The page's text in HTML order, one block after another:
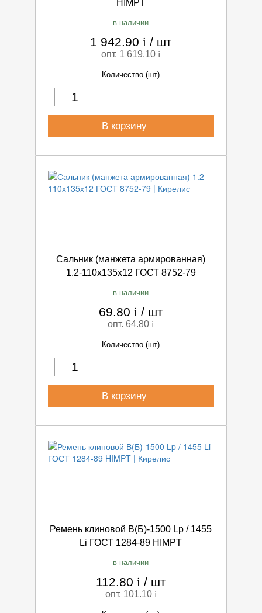
HIMPT
в наличии
1 942.90i / шт
опт. 1 619.10i
Количество (шт)
В корзину
Сальник (манжета армированная)
1.2-110х135х12 ГОСТ 8752-79
в наличии
69.80i / шт
опт. 64.80i
Количество (шт)
В корзину
Ремень клиновой В(Б)-1500 Lp / 1455
Li ГОСТ 1284-89 HIMPT
в наличии
112.80i / шт
опт. 101.10 i